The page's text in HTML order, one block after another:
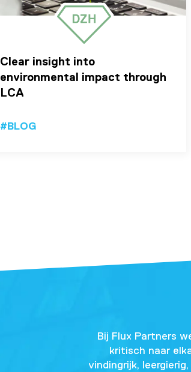
Clear insight into
environmental impact through
LCA
#BLOG
Bij Flux Partners
kritisch naar
vindingrijk,